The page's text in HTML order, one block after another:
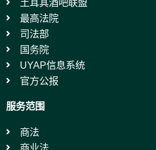
土耳其酒吧联盟
最高法院
司法部
国务院
UYAP信息系统
官方公报
服务范围
商法
商业法